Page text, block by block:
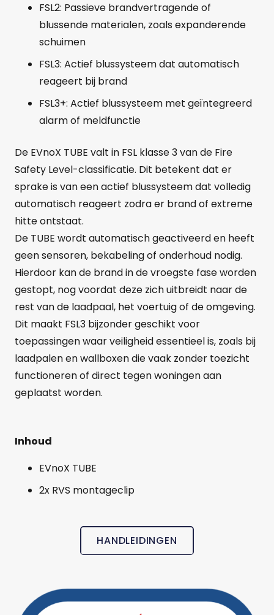
FSL2: Passieve brandvertragende of
blussende materialen, zoals expanderende
schuimen
FSL3: Actief blussysteem dat automatisch
reageert bij brand
FSL3+: Actief blussysteem met geïntegreerd
alarm of meldfunctie
De EVnoX TUBE valt in FSL klasse 3 van de Fire
Safety Level-classificatie. Dit betekent dat er
sprake is van een actief blussysteem dat volledig
automatisch reageert zodra er brand of extreme
hitte ontstaat.
De TUBE wordt automatisch geactiveerd en heeft
geen sensoren, bekabeling of onderhoud nodig.
Hierdoor kan de brand in de vroegste fase worden
gestopt, nog voordat deze zich uitbreidt naar de
rest van de laadpaal, het voertuig of de omgeving.
Dit maakt FSL3 bijzonder geschikt voor
toepassingen waar veiligheid essentieel is, zoals bij
laadpalen en wallboxen die vaak zonder toezicht
functioneren of direct tegen woningen aan
geplaatst worden.
Inhoud
EVnoX TUBE
2x RVS montageclip
HANDLEIDINGEN